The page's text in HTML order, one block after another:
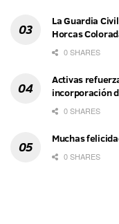
La Guardia
Horcas
0 SHARES
Activas
incorporación
0 SHARES
Muchas
0 SHARES